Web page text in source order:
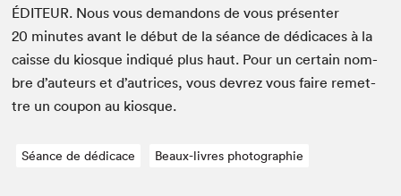
ÉDI­TEUR. Nous vous deman­dons de vous présen­ter
20 min­utes avant le début de la séance de dédi­caces à la
caisse du kiosque indiqué plus haut. Pour un cer­tain nom­
bre d’auteurs et d’autrices, vous devrez vous faire remet­
tre un coupon au kiosque.
Séance de dédicace Beaux-livres photographie